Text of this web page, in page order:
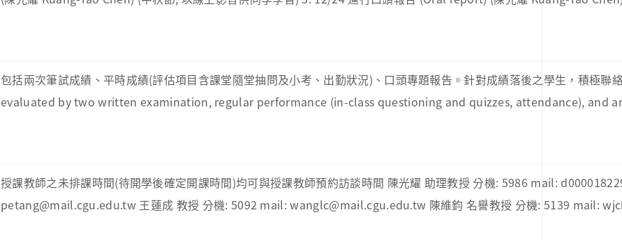
包括兩次筆試成績、平時成績(評估項目含課堂隨堂抽問及小考、出勤狀況)、口頭專題報告。針對成績落後之學生，積極
evaluated by two written examination, regular performance (in-class questioning and quizzes, attendance), and
授課教師之未排課時間(待開學後確定開課時間)均可與授課教師預約訪談時間 陳光耀 助理教授 分機: 5986 mail:
petang@mail.cgu.edu.tw 王蓮成 教授 分機: 5092 mail: wanglc@mail.cgu.edu.tw 陳維鈞 名譽教授 分機: 5139 mail: